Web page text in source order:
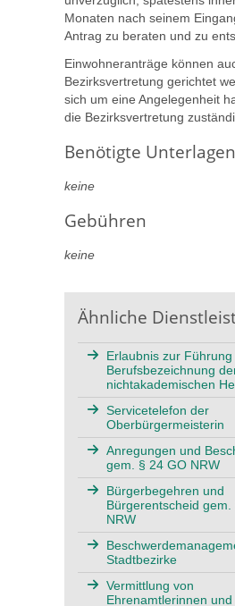
Monaten nach seinem
Antrag zu beraten und zu
Einwohneranträge können
Bezirksvertretung gerichtet
sich um eine Angelegenheit
die Bezirksvertretung
Benötigte Unterlagen
keine
Gebühren
keine
Ähnliche
Erlaubnis zur
Berufsbezeichnung
nichtakademischen
Servicetelefon der
Oberbürgermeisterin
Anregungen und
gem. § 24 GO NRW
Bürgerbegehren und
Bürgerentscheid gem.
NRW
Stadtbezirke
Vermittlung von
Ehrenamtlerinnen und